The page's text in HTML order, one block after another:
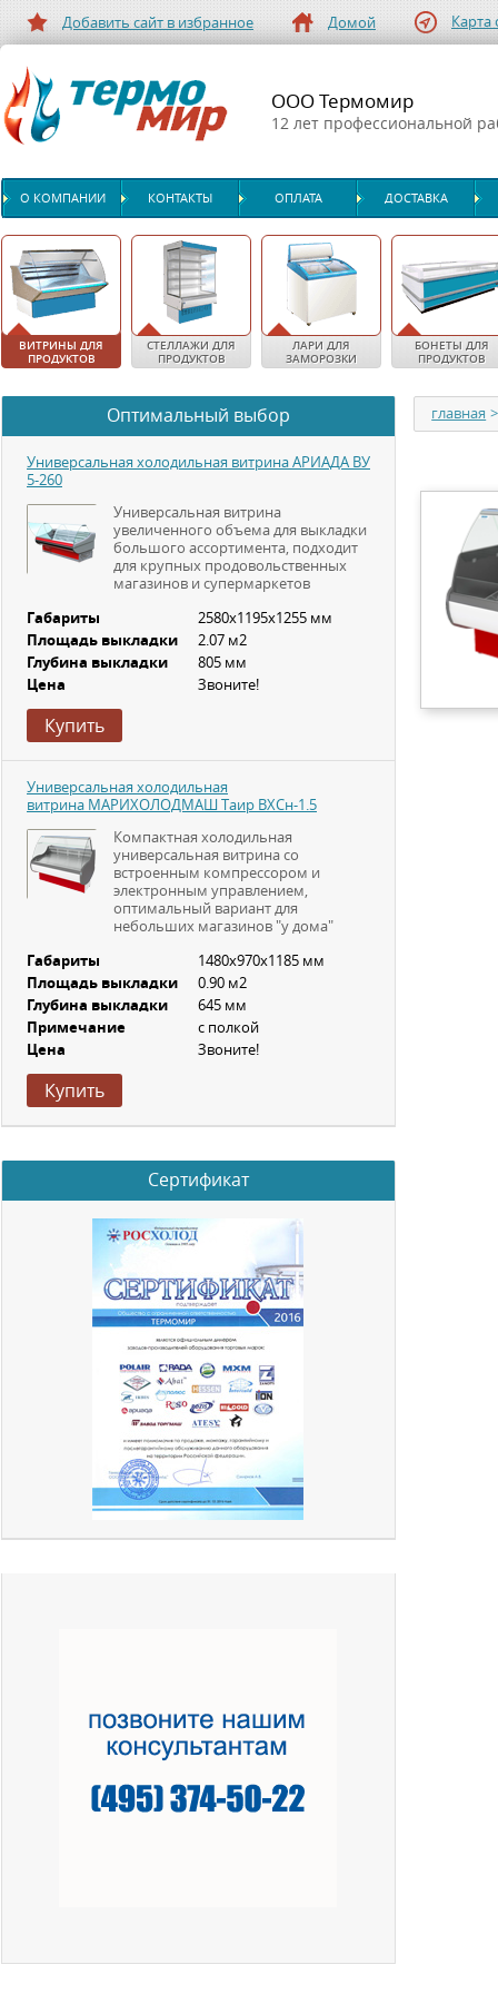
Добавить сайт в избранное Домой Карта
ООО Термомир
12 лет профессиональной
О КОМПАНИИ КОНТАКТЫ ОПЛАТА ДОСТАВКА
ВИТРИНЫ ДЛЯ
ПРОДУКТОВ
СТЕЛЛАЖИ ДЛЯ
ПРОДУКТОВ
ЛАРИ ДЛЯ
ЗАМОРОЗКИ
БОНЕТЫ ДЛЯ
ПРОДУКТОВ
главная >
Оптимальный выбор
Универсальная холодильная витрина АРИАДА ВУ
5-260
Универсальная витрина
увеличенного объема для выкладки
большого ассортимента, подходит
для крупных продовольственных
магазинов и супермаркетов
Габариты 2580х1195х1255 мм
Площадь выкладки 2.07 м2
Глубина выкладки 805 мм
Цена Звоните!
Купить
Универсальная холодильная
витрина МАРИХОЛОДМАШ Таир ВХСн-1.5
Компактная холодильная
универсальная витрина со
встроенным компрессором и
электронным управлением,
оптимальный вариант для
небольших магазинов "у дома"
Габариты 1480х970х1185 мм
Площадь выкладки 0.90 м2
Глубина выкладки 645 мм
Примечание с полкой
Цена Звоните!
Купить
Сертификат